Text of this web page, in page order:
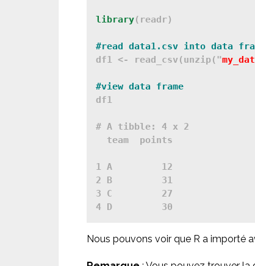
library(readr)
df1 <- read_csv(unzip("
df1
# A tibble: 4 x 2
  team  points
1 A         12
2 B         31
3 C         27
Nous pouvons voir que R a importé